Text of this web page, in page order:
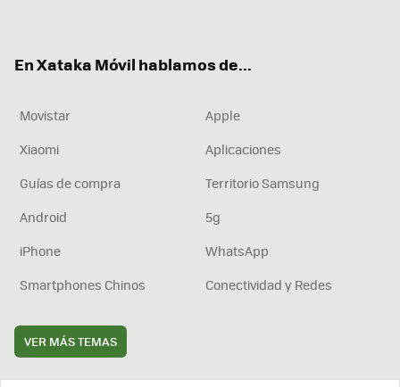
En Xataka Móvil hablamos de...
Movistar
Apple
Xiaomi
Aplicaciones
Guías de compra
Territorio Samsung
Android
5g
iPhone
WhatsApp
Smartphones Chinos
Conectividad y Redes
VER MÁS TEMAS